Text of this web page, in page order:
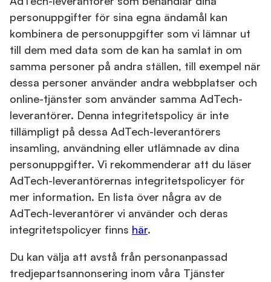
personuppgifter för sina egna ändamål kan
kombinera de personuppgifter som vi lämnar ut
till dem med data som de kan ha samlat in om
samma personer på andra ställen, till exempel när
dessa personer använder andra webbplatser och
online-tjänster som använder samma AdTech-
leverantörer. Denna integritetspolicy är inte
tillämpligt på dessa AdTech-leverantörers
insamling, användning eller utlämnade av dina
personuppgifter. Vi rekommenderar att du läser
AdTech-leverantörernas integritetspolicyer för
mer information. En lista över några av de
AdTech-leverantörer vi använder och deras
integritetspolicyer finns här.
Du kan välja att avstå från personanpassad
tredjepartsannonsering inom våra Tjänster